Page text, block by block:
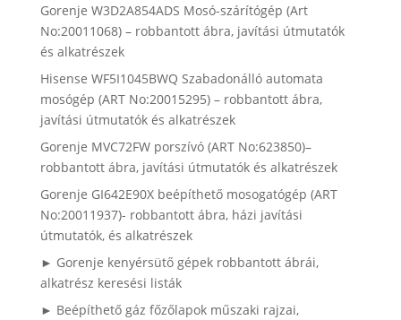
Gorenje W3D2A854ADS Mosó-szárítógép (Art
No:20011068) – robbantott ábra, javítási útmutatók
és alkatrészek
Hisense WF5I1045BWQ Szabadonálló automata
mosógép (ART No:20015295) – robbantott ábra,
javítási útmutatók és alkatrészek
Gorenje MVC72FW porszívó (ART No:623850)–
robbantott ábra, javítási útmutatók és alkatrészek
Gorenje GI642E90X beépíthető mosogatógép (ART
No:20011937)- robbantott ábra, házi javítási
útmutatók, és alkatrészek
► Gorenje kenyérsütő gépek robbantott ábrái,
alkatrész keresési listák
► Beépíthető gáz főzőlapok műszaki rajzai,